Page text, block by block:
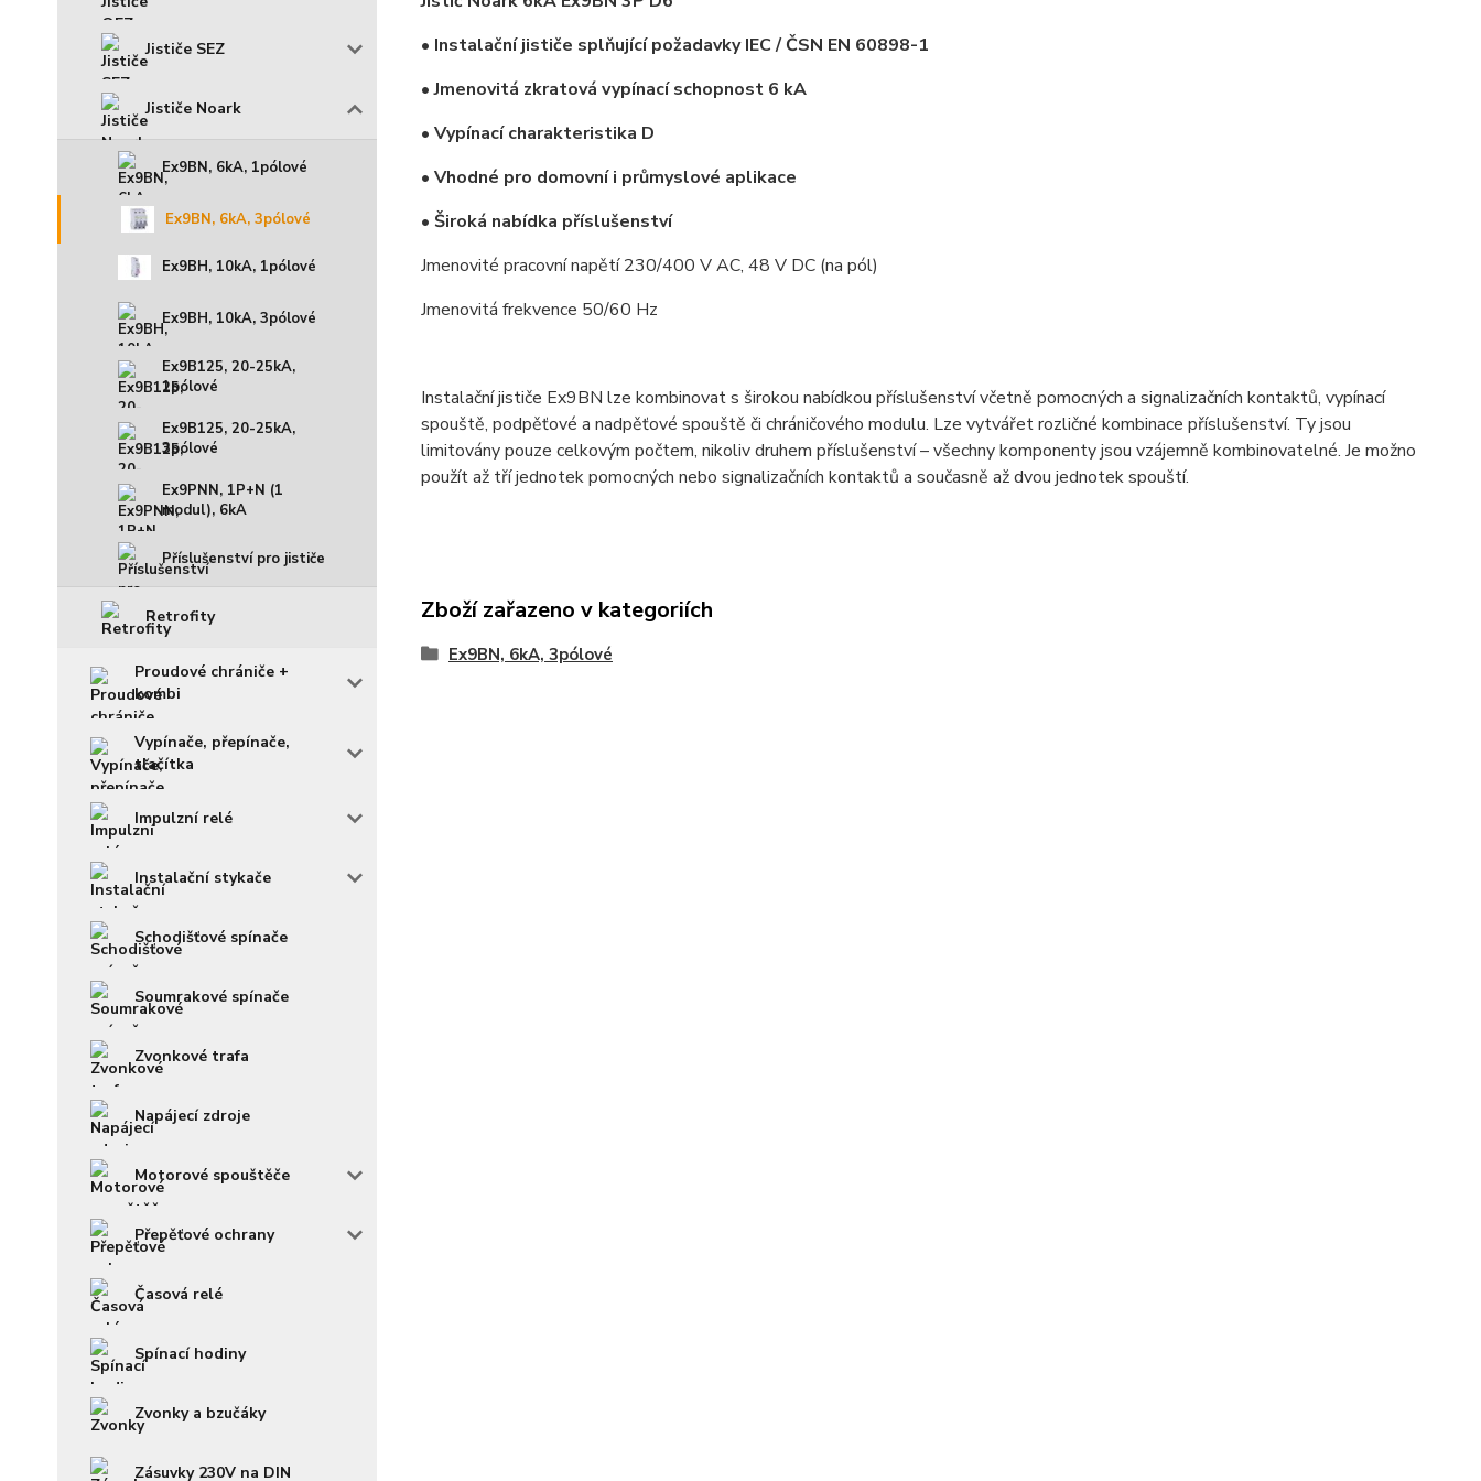
Jističe SEZ
Jističe Noark
Ex9BN, 6kA, 1pólové
Ex9BN, 6kA, 3pólové
Ex9BH, 10kA, 1pólové
Ex9BH, 10kA, 3pólové
Ex9B125, 20-25kA,
1pólové
Ex9B125, 20-25kA,
3pólové
Ex9PNN, 1P+N (1
modul), 6kA
Příslušenství pro jističe
Retrofity
Proudové chrániče +
kombi
Vypínače, přepínače,
tlačítka
Impulzní relé
Instalační stykače
Schodišťové spínače
Soumrakové spínače
Zvonkové trafa
Napájecí zdroje
Motorové spouštěče
Přepěťové ochrany
Časová relé
Spínací hodiny
Zvonky a bzučáky
Zásuvky 230V na DIN
• Instalační jističe splňující požadavky IEC / ČSN EN 60898-1
• Jmenovitá zkratová vypínací schopnost 6 kA
• Vypínací charakteristika D
• Vhodné pro domovní i průmyslové aplikace
• Široká nabídka příslušenství
Jmenovité pracovní napětí 230/400 V AC, 48 V DC (na pól)
Jmenovitá frekvence 50/60 Hz
Instalační jističe Ex9BN lze kombinovat s širokou nabídkou příslušenství včetně pomocných a signalizačních kontaktů, vypínací
spouště, podpěťové a nadpěťové spouště či chráničového modulu. Lze vytvářet rozličné kombinace příslušenství. Ty jsou
limitovány pouze celkovým počtem, nikoliv druhem příslušenství – všechny komponenty jsou vzájemně kombinovatelné. Je možno
použít až tří jednotek pomocných nebo signalizačních kontaktů a současně až dvou jednotek spouští.
Zboží zařazeno v kategoriích
Ex9BN, 6kA, 3pólové